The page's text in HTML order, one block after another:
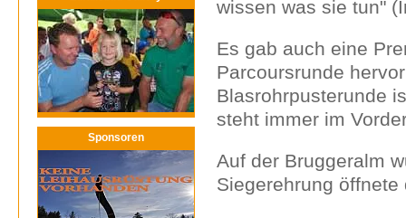
Sponsoren
wissen was sie tun"
Es gab auch eine
Parcoursrunde
Blasrohrpusterunde
steht immer im
Auf der Bruggeralm
Siegerehrung